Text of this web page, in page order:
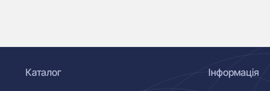
Каталог Інформація